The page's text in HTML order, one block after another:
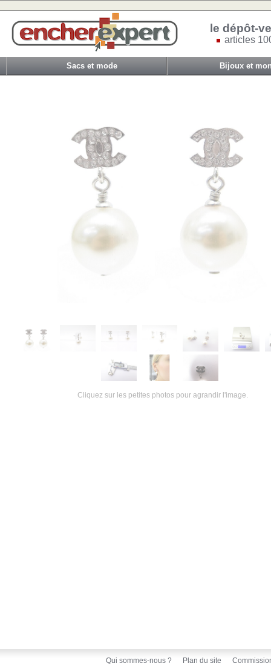
le dépôt-
articles
Sacs et mode Bijoux et
Cliquez sur les petites photos pour agrandir l'image.
Qui sommes-nous ? Plan du site